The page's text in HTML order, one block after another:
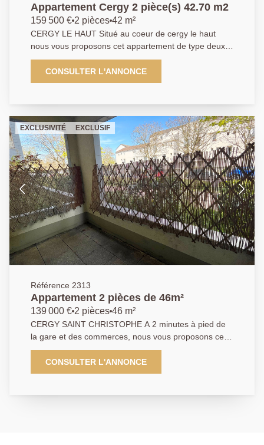
Appartement Cergy 2 pièce(s) 42.70 m2
159 500 € 2 pièces 42 m²
CERGY LE HAUT Situé au coeur de cergy le haut
nous vous proposons cet appartement de type deux
pièces offrant : une entrée donnant sur un séjour
spacieux, une cuisine ouverte équipée parfaite pour
les amateurs de cuisine. Vous découvrirez également
place de parking en sous-sol. Ne tardez pas à nous
contacter une exclusivité AP Classe énergétique : C.
Agent commercial. 01 84 24 09 09
CONSULTER L'ANNONCE
EXCLUSIVITÉ EXCLUSIF
Référence 2313
Appartement 2 pièces de 46m²
139 000 € 2 pièces 46 m²
CERGY SAINT CHRISTOPHE A 2 minutes à pied de
la gare et des commerces, nous vous proposons ce
grand 2 pièces de plus de 46m² offrant : entrée avec
placard, séjour ouvrant sur terrasse, cuisine
indépendante, chambre avec placard, salle d'eau et
CONSULTER L'ANNONCE